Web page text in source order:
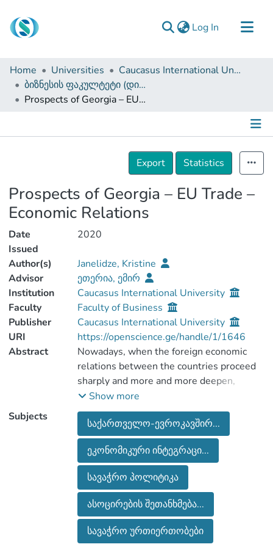
Log In (current)
Communities & Collections
Browse
Documentation
Home Universities
Caucasus International University
ბიზნესის ფაკულტეტი (დისერტაციები, სამაგისტრო ნაშრომები)
Prospects of Georgia – EU Trade – Economic Relations
Details
Export
Statistics
Prospects of Georgia – EU Trade –
Economic Relations
Date
Issued
2020
Author(s)
Janelidze, Kristine
Advisor
ეთერია, ემირ
Institution
Caucasus International University
Faculty
Faculty of Business
Publisher
Caucasus International University
URI
https://openscience.ge/handle/1/1646
Abstract
Nowadays, when the foreign economic
relations between the countries proceed
sharply and more and more deepen,
integration processes of Georgia with the
rest of the world are essential.
The first charter of the work covers the
essence of economic integration and EU
trade policy, the meaning and main
concepts of EU economic integration in
general, main stages of economic
integration, as well as the features of
modern EU trade policy.
The second charter of the work covrs the
economic dimension of the EU – Georgia
Show more
Subjects
საქართველო-ევროკავშირ...
ეკონომიკური ინტეგრაცი...
სავაჭრო პოლიტიკა
ასოცირების შეთანხმება...
სავაჭრო ურთიერთობები